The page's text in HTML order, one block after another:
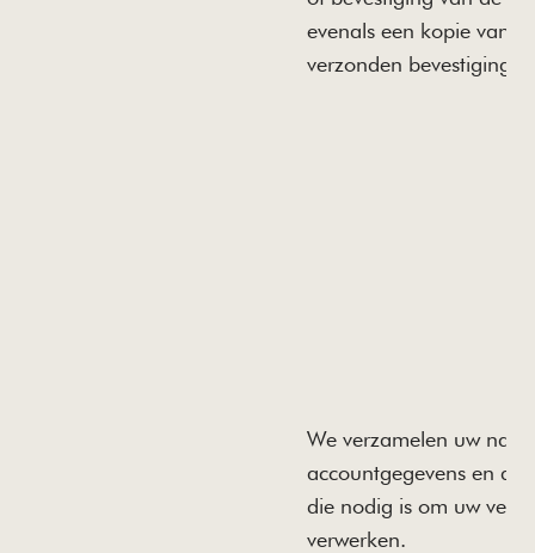
evenals een kopie van
verzonden
We verzamelen uw
accountgegevens en
die nodig is om uw
verwerken.